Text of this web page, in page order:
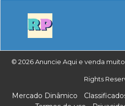
© 2026 Anuncie Aqui e venda
Rights
Mercado Dinâmico